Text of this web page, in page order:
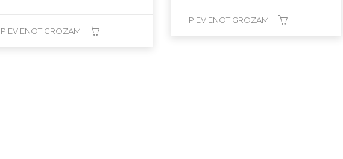
PIEVIENOT GROZAM
PIEVIENOT GROZAM